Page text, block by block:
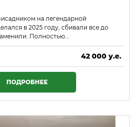
на легендарной
в 2025 году, сбивали все до
Полностью…
42 000 у.е.
1 806 000 ₴
ПОДРОБНЕЕ